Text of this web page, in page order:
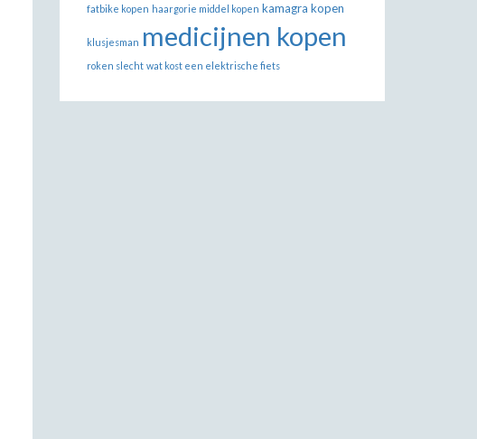
fatbike kopen haargorie middel kopen kamagra kopen
klusjesman medicijnen kopen
roken slecht wat kost een elektrische fiets